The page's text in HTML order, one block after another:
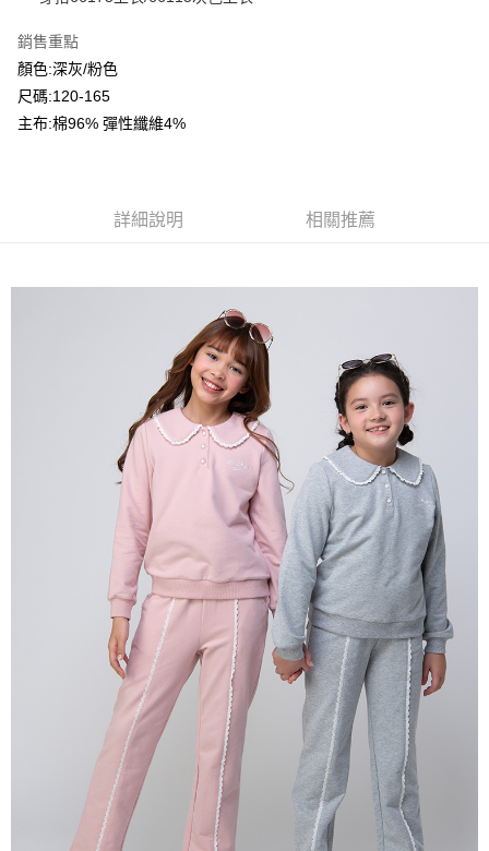
Google Pay
ATM付款
運送方式
付款後全家取貨
每筆NT$80，滿NT$2,000(含以上)免運費
每筆NT$80，滿NT$2,000(含以上)免運費
每筆NT$80，滿NT$2,000(含以上)免運費
銷售重點
顏色:深灰/粉色
尺碼:120-165
主布:棉96% 彈性纖維4%
詳細說明 相關推薦